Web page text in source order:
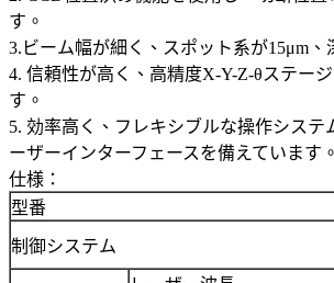
す。
3.ビーム幅が細く、スポット系が15μm、
4. 信頼性が高く、高精度X-Y-Z-θステー
す。
5. 効率高く、フレキシブルな操作システ
ーザーインターフェースを備えています。
仕様：
型番
制御システム